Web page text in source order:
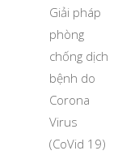
Giải pháp
phòng
chống dịch
bệnh do
Corona
Virus
(CoVid 19)